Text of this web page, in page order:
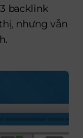
backlink
nhưng vẫn